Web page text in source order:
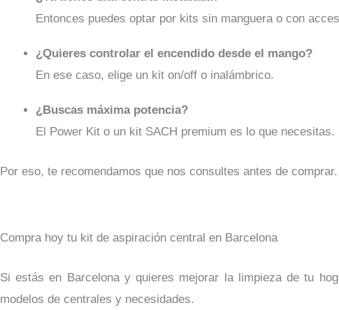
Entonces puedes optar por kits sin manguera o con
¿Quieres controlar el encendido desde el mango?
En ese caso, elige un kit on/off o inalámbrico.
¿Buscas máxima potencia?
El Power Kit o un kit SACH premium es lo que necesitas.
Por eso, te recomendamos que nos consultes antes de
Compra hoy tu kit de aspiración central en Barcelona
Si estás en Barcelona y quieres mejorar la limpieza de tu
modelos de centrales y necesidades.